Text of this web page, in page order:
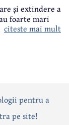
și extindere a
foarte mari
sunt
citeste mai mult
Interviuri
pentru a
pe site!